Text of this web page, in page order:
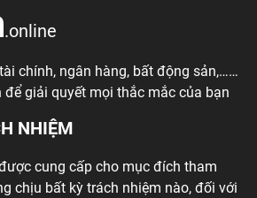
.online
chính, ngân hàng, bất động sản,……
giải quyết mọi thắc mắc của bạn
NHIỆM
cung cấp cho mục đích tham
chịu bất kỳ trách nhiệm nào, đối với